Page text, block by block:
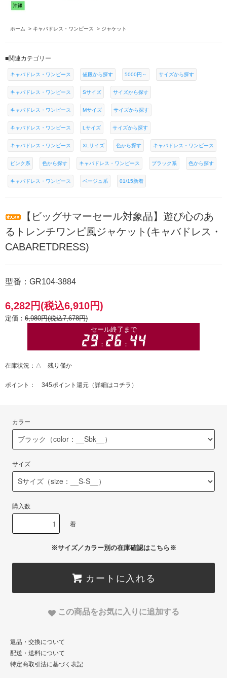
ホーム > キャバドレス・ワンピース > ジャケット
■関連カテゴリー
キャバドレス・ワンピース 値段から探す 5000円～ サイズから探す
キャバドレス・ワンピース Sサイズ サイズから探す
キャバドレス・ワンピース Mサイズ サイズから探す
キャバドレス・ワンピース Lサイズ サイズから探す
キャバドレス・ワンピース XLサイズ 色から探す キャバドレス・ワンピース
ピンク系 色から探す キャバドレス・ワンピース ブラック系 色から探す
キャバドレス・ワンピース ベージュ系 01/15新着
【ビッグサマーセール対象品】遊び心のあ
るトレンチワンピ風ジャケット(キャバドレス・
CABARETDRESS)
型番：GR104-3884
6,282円(税込6,910円)
定価： 6,980円(税込7,678円)
在庫状況：△ 残り僅か
ポイント： 345ポイント還元（詳細はコチラ ）
カラー
サイズ
購入数
着
※サイズ／カラー別の在庫確認はこちら※
カートに入れる
この商品をお気に入りに追加する
返品・交換について
配送・送料について
特定商取引法に基づく表記